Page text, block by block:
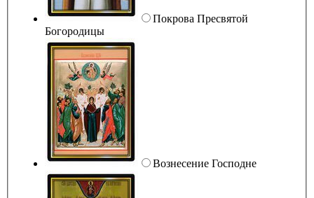
Покрова Пресвятой
Богородицы
Вознесение Господне